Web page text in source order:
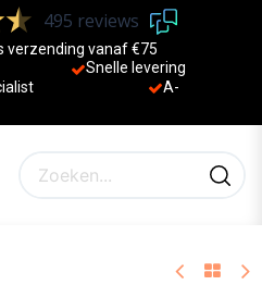
495 reviews
verzending vanaf €75
Sne lle levering
A-